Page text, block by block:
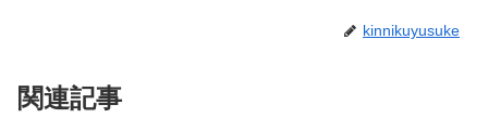
kinnikuyusuke
関連記事